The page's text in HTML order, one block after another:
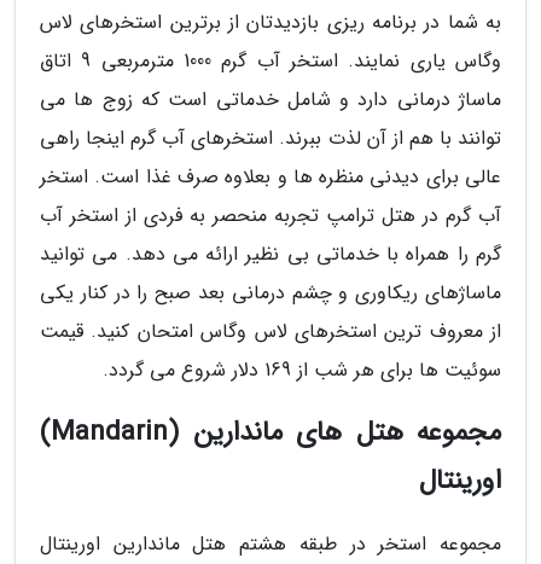
به شما در برنامه ریزی بازدیدتان از برترین استخرهای لاس
وگاس یاری نمایند. استخر آب گرم 1000 مترمربعی 9 اتاق
ماساژ درمانی دارد و شامل خدماتی است که زوج ها می
توانند با هم از آن لذت ببرند. استخرهای آب گرم اینجا راهی
عالی برای دیدنی منظره ها و بعلاوه صرف غذا است. استخر
آب گرم در هتل ترامپ تجربه منحصر به فردی از استخر آب
گرم را همراه با خدماتی بی نظیر ارائه می دهد. می توانید
ماساژهای ریکاوری و چشم درمانی بعد صبح را در کنار یکی
از معروف ترین استخرهای لاس وگاس امتحان کنید. قیمت
سوئیت ها برای هر شب از 169 دلار شروع می گردد.
مجموعه هتل های ماندارین (Mandarin)
اورینتال
مجموعه استخر در طبقه هشتم هتل ماندارین اورینتال